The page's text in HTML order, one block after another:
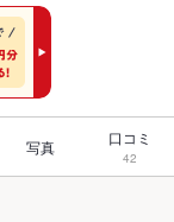
写真 口コミ
42